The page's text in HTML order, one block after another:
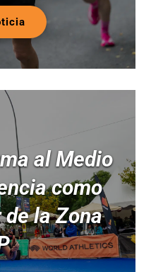
al Medio
como
la Zona